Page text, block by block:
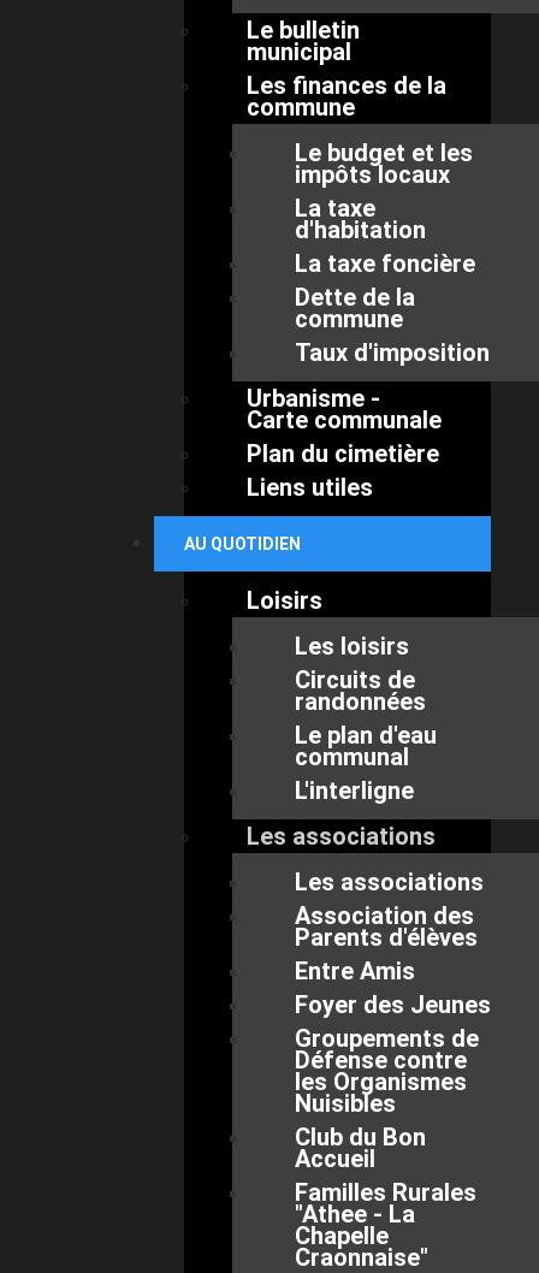
Le bulletin
municipal
Les finances de la
commune
Le budget et les
impôts locaux
La taxe
d'habitation
La taxe foncière
Dette de la
commune
Taux d'imposition
Urbanisme -
Carte communale
Plan du cimetière
Liens utiles
AU QUOTIDIEN
Loisirs
Les loisirs
Circuits de
randonnées
Le plan d'eau
communal
L'interligne
Les associations
Les associations
Association des
Parents d'élèves
Entre Amis
Foyer des Jeunes
Groupements de
Défense contre
les Organismes
Nuisibles
Club du Bon
Accueil
Familles Rurales
"Athee - La
Chapelle
Craonnaise"